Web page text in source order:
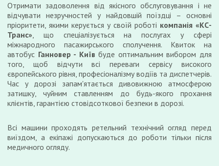
Отримати задоволення від якісного обслуговування і не
відчувати незручностей у найдовшій поїздці – основні
пріоритети, якими керується у своїй роботі компанія «КС-
Транс», що спеціалізується на послугах у сфері
міжнародного пасажирського сполучення. Квиток на
автобус Ганновер - Київбуде оптимальним вибором для
того, щоб відчути всі переваги сервісу високого
європейського рівня, професіоналізму водіїв та диспетчерів.
Час у дорозі запам'ятається дивовижною атмосферою
затишку, чуйним ставленням до будь-якого прохання
клієнтів, гарантією стовідсоткової безпеки в дорозі.
Всі машини проходять ретельний технічний огляд перед
виїздом, а екіпажі допускаються до роботи тільки після
медичного огляду.